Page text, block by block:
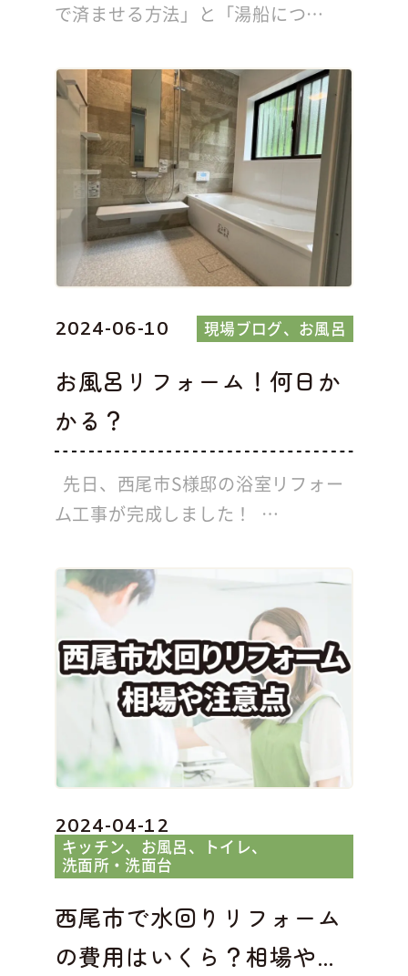
で済ませる方法」と「湯船につ…
2024-06-10 現場ブログ お風呂
お風呂リフォーム！何日か
かる？
先日、西尾市S様邸の浴室リフォー
ム工事が完成しました！ …
2024-04-12
キッチン お風呂
トイレ
洗面所・洗面台
西尾市で水回りリフォーム
の費用はいくら？相場や...